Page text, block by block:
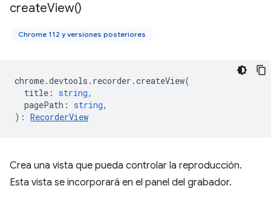
createView()
Chrome 112 y versiones posteriores
chrome.devtools . recorder .createView(
title : string,
pagePath : string,
) : RecorderView
Crea una vista que pueda controlar la reproducción.
Esta vista se incorporará en el panel del grabador.